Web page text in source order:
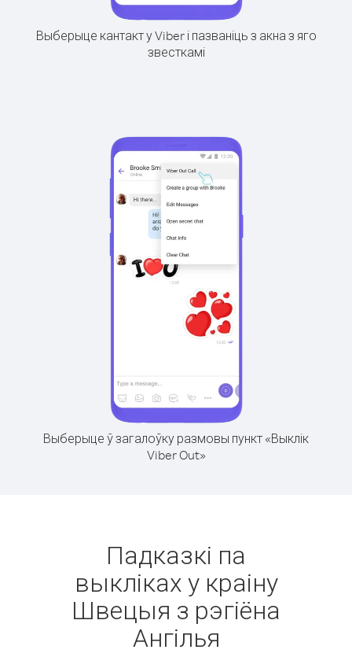
Выберыце кантакт у Viber і пазваніць з акна з яго
звесткамі
Выберыце ў загалоўку размовы пункт «Выклік
Viber Out»
Падказкі па
выкліках у краіну
Швецыя з рэгіёна
Ангілья